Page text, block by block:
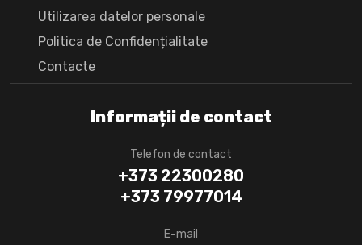
Informații de contact
Telefon de contact
+373 22300280
+373 79977014
E-mail
Utilizarea datelor personale
Politica de Confidențialitate
Сontacte